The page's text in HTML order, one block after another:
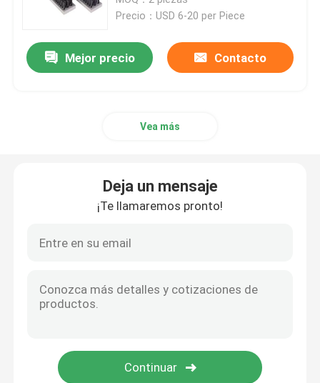
El pincel de resorte en espiral
El pincel para extender la web
Precio：USD 6-20 per Piece
Mejor precio Contacto
Vea más
Deja un mensaje
¡Te llamaremos pronto!